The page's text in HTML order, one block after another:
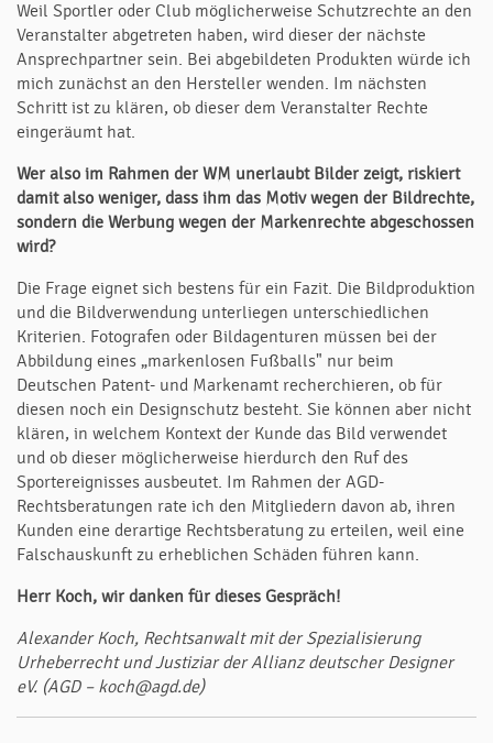
Weil Sportler oder Club möglicherweise Schutzrechte an den
Veranstalter abgetreten haben, wird dieser der nächste
Ansprechpartner sein. Bei abgebildeten Produkten würde ich
mich zunächst an den Hersteller wenden. Im nächsten
Schritt ist zu klären, ob dieser dem Veranstalter Rechte
eingeräumt hat.
Wer also im Rahmen der WM unerlaubt Bilder zeigt, riskiert
damit also weniger, dass ihm das Motiv wegen der Bildrechte,
sondern die Werbung wegen der Markenrechte abgeschossen
wird?
Die Frage eignet sich bestens für ein Fazit. Die Bildproduktion
und die Bildverwendung unterliegen unterschiedlichen
Kriterien. Fotografen oder Bildagenturen müssen bei der
Abbildung eines „markenlosen Fußballs" nur beim
Deutschen Patent- und Mar­ken­amt recherchieren, ob für
diesen noch ein Designschutz besteht. Sie können aber nicht
klären, in welchem Kontext der Kunde das Bild verwendet
und ob dieser möglicherweise hierdurch den Ruf des
Sportereignisses ausbeutet. Im Rahmen der AGD-
Rechtsberatungen rate ich den Mitgliedern davon ab, ihren
Kunden eine derartige Rechtsberatung zu erteilen, weil eine
Falschauskunft zu erheblichen Schäden führen kann.
Herr Koch, wir danken für dieses Gespräch!
Alexander Koch, Rechtsanwalt mit der Spezialisierung
Urheberrecht und Justiziar der Allianz deutscher Designer
eV. (AGD – koch@agd.de)